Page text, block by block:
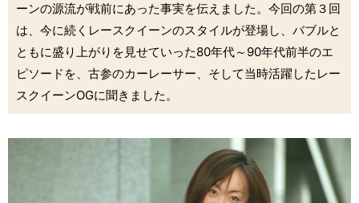
ーンの源流が戦前にあった事実を伝えました。今回の第３回
は、今に続くレースクイーンのスタイルが登場し、バブルと
ともに盛り上がりを見せていった80年代～90年代前半のエ
ピソードを、古参のカーレーサー、そして当時活躍したレー
スクイーンOGに聞きました。